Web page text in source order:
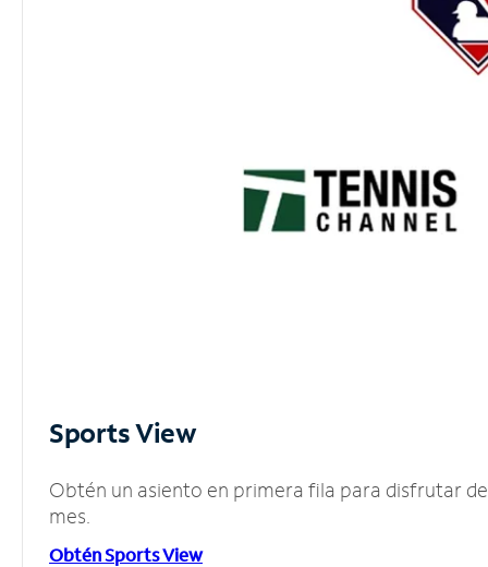
Sports View
Obtén un asiento en primera fila para disfrutar
mes.
Obtén Sports View